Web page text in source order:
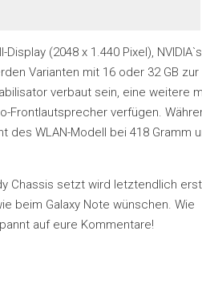
(2048 x 1.440 Pixel),
Varianten mit 16 oder 32 GB zur
verbaut sein, eine weitere
Frontlautsprecher verfügen.
des WLAN-Modell bei 418 Gramm
Chassis setzt wird letztendlich
beim Galaxy Note wünschen. Wie
auf eure Kommentare!